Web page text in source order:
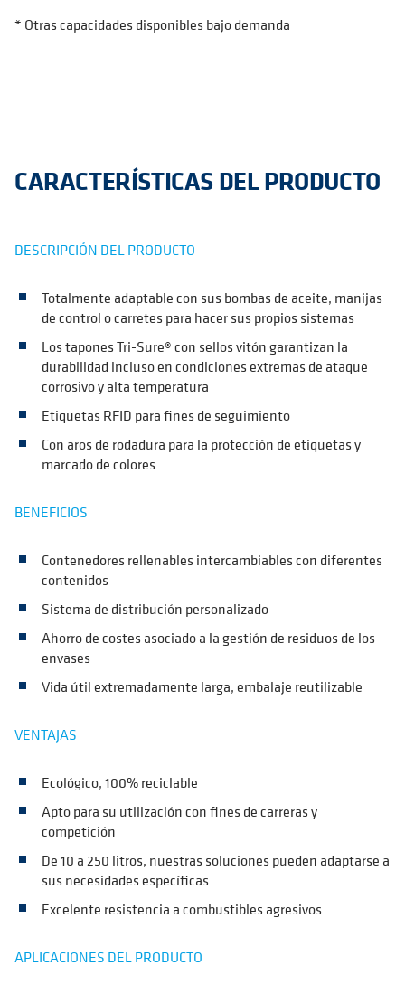
* Otras capacidades disponibles bajo demanda
CARACTERÍSTICAS DEL PRODUCTO
DESCRIPCIÓN DEL PRODUCTO
Totalmente adaptable con sus bombas de aceite, manijas
de control o carretes para hacer sus propios sistemas
Los tapones Tri-Sure® con sellos vitón garantizan la
durabilidad incluso en condiciones extremas de ataque
corrosivo y alta temperatura
Etiquetas RFID para fines de seguimiento
Con aros de rodadura para la protección de etiquetas y
marcado de colores
BENEFICIOS
Contenedores rellenables intercambiables con diferentes
contenidos
Sistema de distribución personalizado
Ahorro de costes asociado a la gestión de residuos de los
envases
Vida útil extremadamente larga, embalaje reutilizable
VENTAJAS
Ecológico, 100% reciclable
Apto para su utilización con fines de carreras y
competición
De 10 a 250 litros, nuestras soluciones pueden adaptarse a
sus necesidades específicas
Excelente resistencia a combustibles agresivos
APLICACIONES DEL PRODUCTO